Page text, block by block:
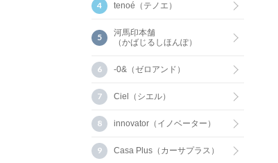
tenoé（テノエ）
河馬印本舗
（かばじるしほんぽ）
-0&（ゼロアンド）
Ciel（シエル）
innovator（イノベーター）
Casa Plus（カーサプラス）